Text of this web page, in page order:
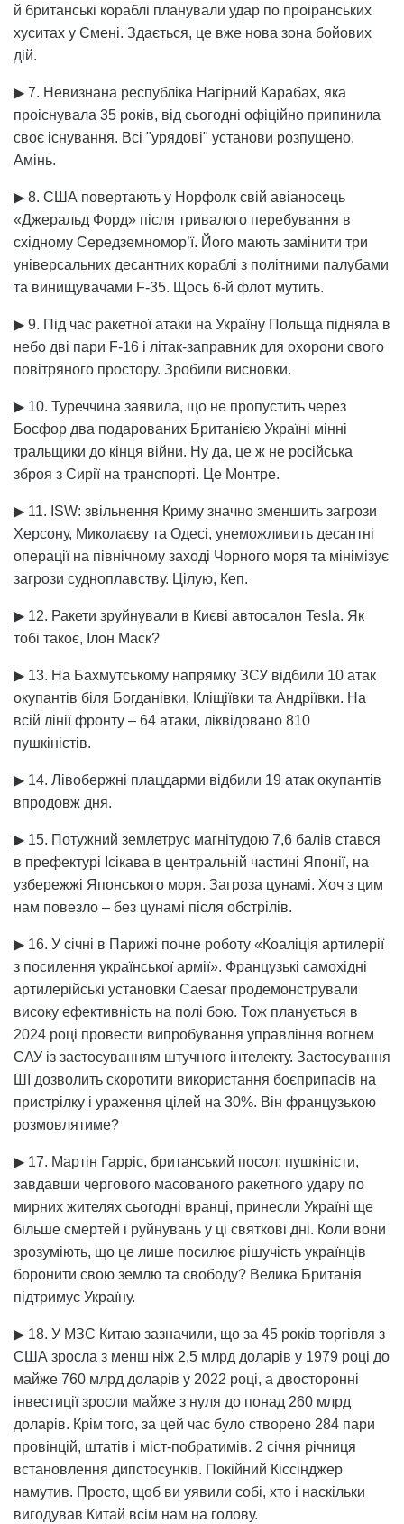
й британські кораблі планували удар по проіранських
хуситах у Ємені. Здається, це вже нова зона бойових
дій.
▶ 7. Невизнана республіка Нагірний Карабах, яка
проіснувала 35 років, від сьогодні офіційно припинила
своє існування. Всі "урядові" установи розпущено.
Амінь.
▶ 8. США повертають у Норфолк свій авіаносець
«Джеральд Форд» після тривалого перебування в
східному Середземномор’ї. Його мають замінити три
універсальних десантних кораблі з політними палубами
та винищувачами F-35. Щось 6-й флот мутить.
▶ 9. Під час ракетної атаки на Україну Польща підняла в
небо дві пари F-16 і літак-заправник для охорони свого
повітряного простору. Зробили висновки.
▶ 10. Туреччина заявила, що не пропустить через
Босфор два подарованих Британією Україні мінні
тральщики до кінця війни. Ну да, це ж не російська
зброя з Сирії на транспорті. Це Монтре.
▶ 11. ISW: звільнення Криму значно зменшить загрози
Херсону, Миколаєву та Одесі, унеможливить десантні
операції на північному заході Чорного моря та мінімізує
загрози судноплавству. Цілую, Кеп.
▶ 12. Ракети зруйнували в Києві автосалон Tesla. Як
тобі такоє, Ілон Маск?
▶ 13. На Бахмутському напрямку ЗСУ відбили 10 атак
окупантів біля Богданівки, Кліщіївки та Андріївки. На
всій лінії фронту – 64 атаки, ліквідовано 810
пушкіністів.
▶ 14. Лівобержні плацдарми відбили 19 атак окупантів
впродовж дня.
▶ 15. Потужний землетрус магнітудою 7,6 балів стався
в префектурі Ісікава в центральній частині Японії, на
узбережжі Японського моря. Загроза цунамі. Хоч з цим
нам повезло – без цунамі після обстрілів.
▶ 16. У січні в Парижі почне роботу «Коаліція артилерії
з посилення української армії». Французькі самохідні
артилерійські установки Caesar продемонстрували
високу ефективність на полі бою. Тож планується в
2024 році провести випробування управління вогнем
САУ із застосуванням штучного інтелекту. Застосування
ШІ дозволить скоротити використання боєприпасів на
пристрілку і ураження цілей на 30%. Він французькою
розмовлятиме?
▶ 17. Мартін Гарріс, британський посол: пушкіністи,
завдавши чергового масованого ракетного удару по
мирних жителях сьогодні вранці, принесли Україні ще
більше смертей і руйнувань у ці святкові дні. Коли вони
зрозуміють, що це лише посилює рішучість українців
боронити свою землю та свободу? Велика Британія
підтримує Україну.
▶ 18. У МЗС Китаю зазначили, що за 45 років торгівля з
США зросла з менш ніж 2,5 млрд доларів у 1979 році до
майже 760 млрд доларів у 2022 році, а двосторонні
інвестиції зросли майже з нуля до понад 260 млрд
доларів. Крім того, за цей час було створено 284 пари
провінцій, штатів і міст-побратимів. 2 січня річниця
встановлення дипстосунків. Покійний Кіссінджер
намутив. Просто, щоб ви уявили собі, хто і наскільки
вигодував Китай всім нам на голову.